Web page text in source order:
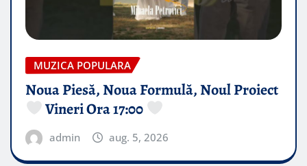
MUZICA POPULARA
Noua Piesă, Noua Formulă, Noul Proiect
Vineri Ora 17:00
admin aug. 5, 2026